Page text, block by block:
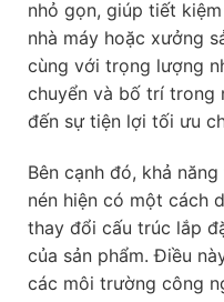
nhỏ gọn, giúp tiết
nhà máy hoặc xưởng
cùng với trọng lượng
chuyển và bố trí trong
đến sự tiện lợi tối ưu
Bên cạnh đó, khả
nén hiện có một cách
thay đổi cấu trúc lắp
của sản phẩm. Điều
các môi trường công